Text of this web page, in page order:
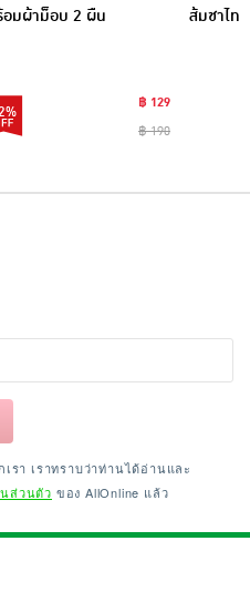
มผ้าม็อบ 2 ผืน
฿ 129
฿ 190
ส้มชาไท
รา เราทราบว่าท่านได้อ่านและ
ส่วนตัว ของ AllOnline แล้ว